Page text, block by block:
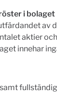
i bolaget
av
aktier
innehar